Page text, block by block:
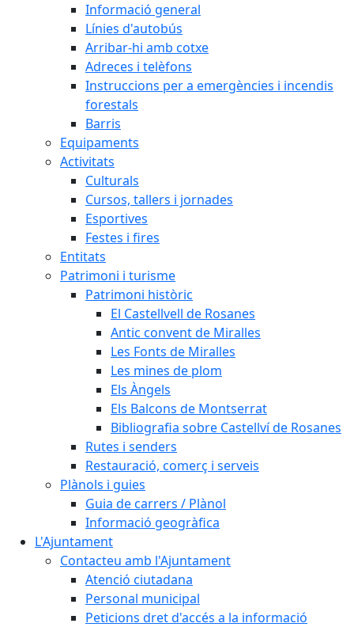
Informació general
Línies d'autobús
Arribar-hi amb cotxe
Adreces i telèfons
Instruccions per a emergències i incendis
forestals
Barris
Equipaments
Activitats
Culturals
Cursos, tallers i jornades
Esportives
Festes i fires
Entitats
Patrimoni i turisme
Patrimoni històric
El Castellvell de Rosanes
Antic convent de Miralles
Les Fonts de Miralles
Les mines de plom
Els Àngels
Els Balcons de Montserrat
Bibliografia sobre Castellví de Rosanes
Rutes i senders
Restauració, comerç i serveis
Plànols i guies
Guia de carrers / Plànol
Informació geogràfica
L'Ajuntament
Contacteu amb l'Ajuntament
Atenció ciutadana
Personal municipal
Peticions dret d'accés a la informació